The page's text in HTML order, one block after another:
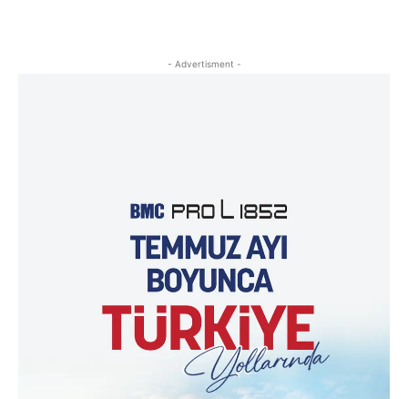
- Advertisment -